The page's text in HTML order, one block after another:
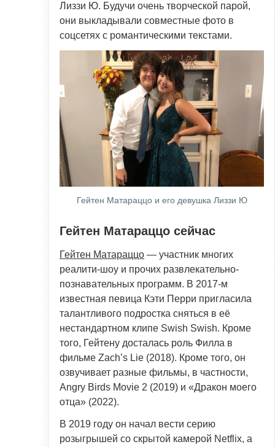
Лиззи Ю. Будучи очень творческой парой,
они выкладывали совместные фото в
соцсетях с романтическими текстами.
Гейтен Матараццо и его девушка Лиззи Ю
Гейтен Матараццо сейчас
Гейтен Матараццо — участник многих
реалити-шоу и прочих развлекательно-
познавательных программ. В 2017-м
известная певица Кэти Перри пригласила
талантливого подростка сняться в её
нестандартном клипе Swish Swish. Кроме
того, Гейтену досталась роль Филла в
фильме Zach’s Lie (2018). Кроме того, он
озвучивает разные фильмы, в частности,
Angry Birds Movie 2 (2019) и «Дракон моего
отца» (2022).
В 2019 году он начал вести серию
розыгрышей со скрытой камерой Netflix, а